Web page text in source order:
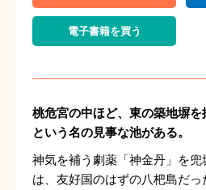
電子書籍を買う
桃危宮の中ほど、東の築地塀
という名の見事な池がある。
神気を補う劇薬「神金丹」を
は、友好国のはずの八杷島だ